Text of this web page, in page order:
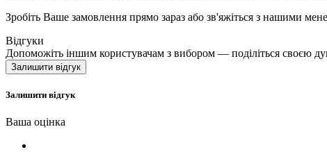
Зробіть Ваше замовлення прямо зараз або зв'яжіться з нашими
Відгуки
Допоможіть іншим користувачам з вибором — поділіться своєю
Залишити відгук
Залишити відгук
Ваша оцінка